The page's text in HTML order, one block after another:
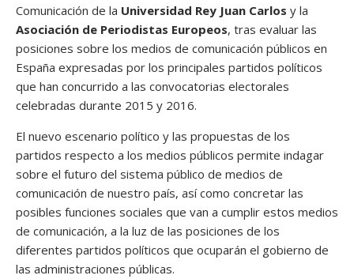
Comunicación de la Universidad Rey Juan Carlos y la
Asociación de Periodistas Europeos, tras evaluar las
posiciones sobre los medios de comunicación públicos en
España expresadas por los principales partidos políticos
que han concurrido a las convocatorias electorales
celebradas durante 2015 y 2016.
El nuevo escenario político y las propuestas de los
partidos respecto a los medios públicos permite indagar
sobre el futuro del sistema público de medios de
comunicación de nuestro país, así como concretar las
posibles funciones sociales que van a cumplir estos medios
de comunicación, a la luz de las posiciones de los
diferentes partidos políticos que ocuparán el gobierno de
las administraciones públicas.